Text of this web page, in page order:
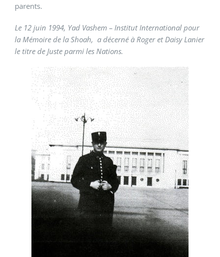
parents.
Le 12 juin 1994, Yad Vashem – Institut International pour
la Mémoire de la Shoah, a décerné à Roger et Daisy Lanier
le titre de Juste parmi les Nations.